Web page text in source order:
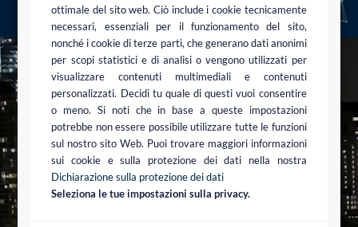
ottimale del sito web. Ciò include i cookie tecnicamente
necessari, essenziali per il funzionamento del sito,
nonché i cookie di terze parti, che generano dati anonimi
per scopi statistici e di analisi o vengono utilizzati per
visualizzare contenuti multimediali e contenuti
personalizzati. Decidi tu quale di questi vuoi consentire
o meno. Si noti che in base a queste impostazioni
potrebbe non essere possibile utilizzare tutte le funzioni
sul nostro sito Web. Puoi trovare maggiori informazioni
sui cookie e sulla protezione dei dati nella nostra
Dichiarazione sulla protezione dei dati
Seleziona le tue impostazioni sulla privacy.
Studio legale Riconoscimenti